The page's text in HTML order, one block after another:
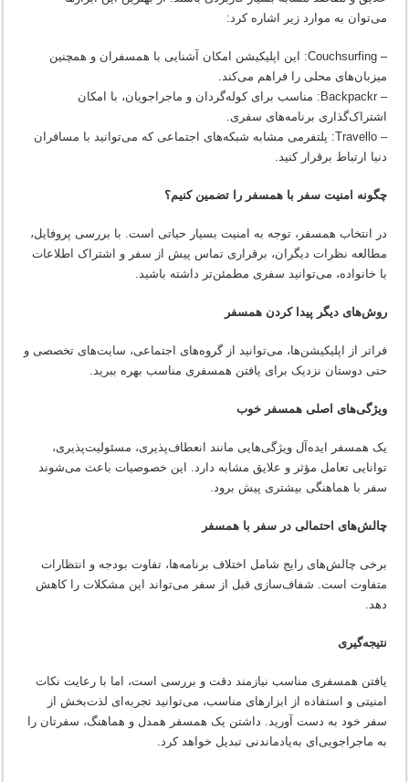
می‌توان به موارد زیر اشاره کرد:
– Couchsurfing: این اپلیکیشن امکان آشنایی با همسفران و همچنین
میزبان‌های محلی را فراهم می‌کند.
– Backpackr: مناسب برای کوله‌گردان و ماجراجویان، با امکان
اشتراک‌گذاری برنامه‌های سفری.
– Travello: پلتفرمی مشابه شبکه‌های اجتماعی که می‌توانید با مسافران
دنیا ارتباط برقرار کنید.
چگونه امنیت سفر با همسفر را تضمین کنیم؟
در انتخاب همسفر، توجه به امنیت بسیار حیاتی است. با بررسی پروفایل،
مطالعه نظرات دیگران، برقراری تماس پیش از سفر و اشتراک اطلاعات
با خانواده، می‌توانید سفری مطمئن‌تر داشته باشید.
روش‌های دیگر پیدا کردن همسفر
فراتر از اپلیکیشن‌ها، می‌توانید از گروه‌های اجتماعی، سایت‌های تخصصی و
حتی دوستان نزدیک برای یافتن همسفری مناسب بهره ببرید.
ویژگی‌های اصلی همسفر خوب
یک همسفر ایده‌آل ویژگی‌هایی مانند انعطاف‌پذیری، مسئولیت‌پذیری،
توانایی تعامل مؤثر و علایق مشابه دارد. این خصوصیات باعث می‌شوند
سفر با هماهنگی بیشتری پیش برود.
چالش‌های احتمالی در سفر با همسفر
برخی چالش‌های رایج شامل اختلاف برنامه‌ها، تفاوت بودجه و انتظارات
متفاوت است. شفاف‌سازی قبل از سفر می‌تواند این مشکلات را کاهش
دهد.
نتیجه‌گیری
یافتن همسفری مناسب نیازمند دقت و بررسی است، اما با رعایت نکات
امنیتی و استفاده از ابزارهای مناسب، می‌توانید تجربه‌ای لذت‌بخش از
سفر خود به دست آورید. داشتن یک همسفر همدل و هماهنگ، سفرتان را
به ماجراجویی‌ای به‌یادماندنی تبدیل خواهد کرد.